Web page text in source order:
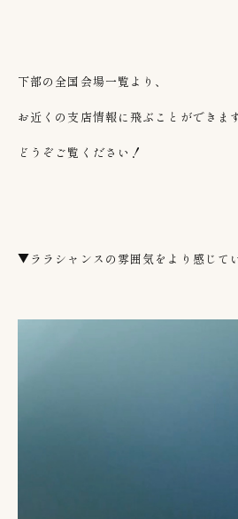
下部の全国会場一覧より、
お近くの支店情報に飛ぶことができま
どうぞご覧ください！
▼ララシャンスの雰囲気をより感じて